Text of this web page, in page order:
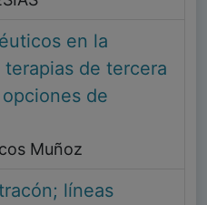
en la
de tercera
de
Muñoz
líneas